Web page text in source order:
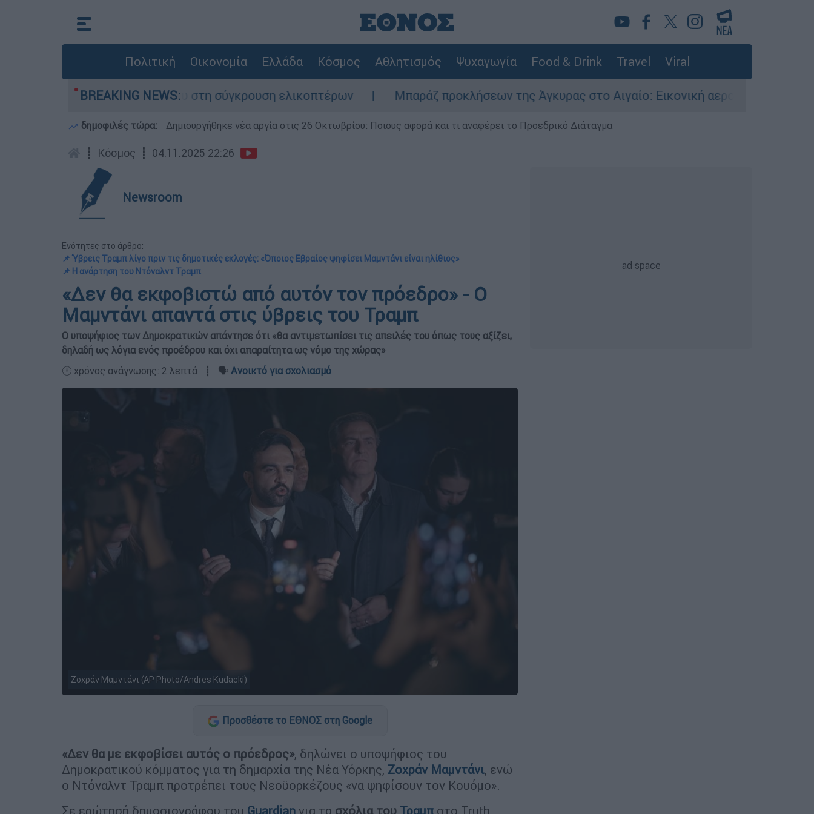
Πολιτική Οικονομία Ελλάδα Κόσμος Αθλητισμός Ψυχαγωγία Food & Drink Travel Viral
BREAKING NEWS:
έχασε τη ζωή του στη σύγκρουση ελικοπτέρων Μπαράζ προκλήσεων της Άγκυρας στο Αιγαίο: Εικονική αερομαχία ανάμεσα σε
δημοφιλές τώρα: Δημιουργήθηκε νέα αργία στις 26 Οκτωβρίου: Ποιους αφορά και τι αναφέρει το Προεδρικό Διάταγμα
┋ Κόσμος ┋ 04.11.2025 22:26
Newsroom
Ενότητες στο άρθρο:
📌 Ύβρεις Τραμπ λίγο πριν τις δημοτικές εκλογές: «Όποιος Εβραίος ψηφίσει Μαμντάνι είναι ηλίθιος»
📌 Η ανάρτηση του Ντόναλντ Τραμπ
«Δεν θα εκφοβιστώ από αυτόν τον πρόεδρο» - Ο
Μαμντάνι απαντά στις ύβρεις του Τραμπ
O υποψήφιος των Δημοκρατικών απάντησε ότι «θα αντιμετωπίσει τις απειλές του όπως τους αξίζει,
δηλαδή ως λόγια ενός προέδρου και όχι απαραίτητα ως νόμο της χώρας»
🕛 χρόνος ανάγνωσης: 2 λεπτά ┋ 🗣️ Ανοικτό για σχολιασμό
Ζοχράν Μαμντάνι (AP Photo/Andres Kudacki)
Προσθέστε το ΕΘΝΟΣ στη Google
«Δεν θα με εκφοβίσει αυτός ο πρόεδρος», δηλώνει ο υποψήφιος του
Δημοκρατικού κόμματος για τη δημαρχία της Νέα Υόρκης, Ζοχράν Μαμντάνι, ενώ
ο Ντόναλντ Τραμπ προτρέπει τους Νεοϋορκέζους «να ψηφίσουν τον Κουόμο».
Σε ερώτησή δημοσιογράφου του Guardian για τα σχόλια του Τραμπ στο Truth